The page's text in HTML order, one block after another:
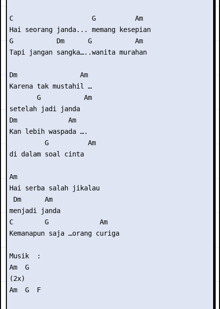
C                    G          Am
Hai seorang janda... memang kesepian
G           Dm      G           Am
Tapi jangan sangka…..wanita murahan
Dm                Am
Karena tak mustahil …
       G           Am
setelah jadi janda
Dm             Am
Kan lebih waspada ….
         G          Am
di dalam soal cinta
Am
Hai serba salah jikalau
Dm      Am
menjadi janda
C        G             Am
Kemanapun saja …orang curiga
Musik  :
Am  G
(2x)
Am  G  F